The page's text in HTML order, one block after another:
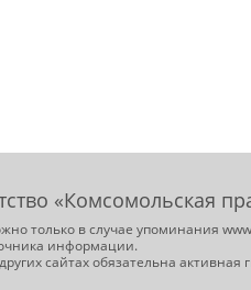
«Комсомольская
только в случае упоминания
информации.
сайтах обязательна